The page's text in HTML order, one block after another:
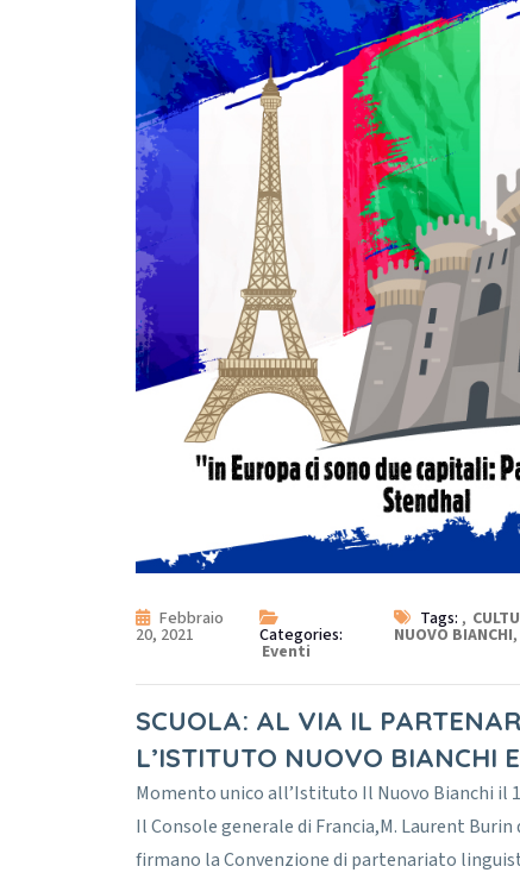
Febbraio
20, 2021 Categories:
Eventi
Tags: ,
NUOVO BIANCHI,
SCUOLA: AL VIA IL
L’ISTITUTO NUOVO BIANCHI
Momento unico all’Istituto Il Nuovo Bianchi il
Il Console generale di Francia,M. Laurent
firmano la Convenzione di partenariato